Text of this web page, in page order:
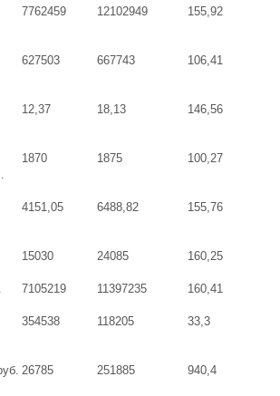
7762459 12102949 155,92
627503 667743 106,41
12,37 18,13 146,56
1870 1875 100,27
4151,05 6488,82 155,76
15030 24085 160,25
7105219 11397235 160,41
354538 118205 33,3
26785 251885 940,4